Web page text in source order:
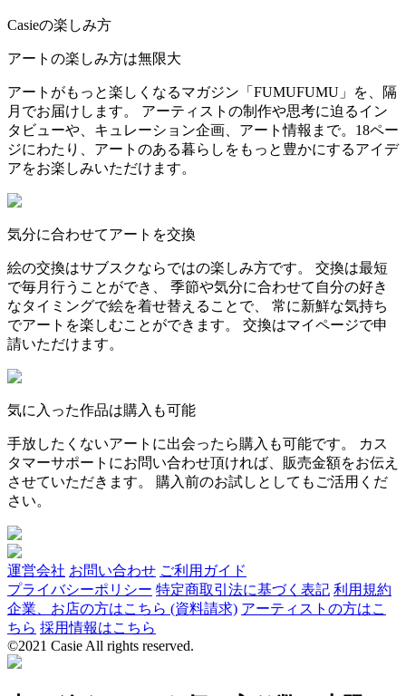
Casieの楽しみ方
アートの楽しみ方は無限大
アートがもっと楽しくなるマガジン「FUMUFUMU」を、隔
月でお届けします。 アーティストの制作や思考に迫るイン
タビューや、キュレーション企画、アート情報まで。18ペー
ジにわたり、アートのある暮らしをもっと豊かにするアイデ
アをお楽しみいただけます。
気分に合わせてアートを交換
絵の交換はサブスクならではの楽しみ方です。 交換は最短
で毎月行うことができ、 季節や気分に合わせて自分の好き
なタイミングで絵を着せ替えることで、 常に新鮮な気持ち
でアートを楽しむことができます。 交換はマイページで申
請いただけます。
気に入った作品は購入も可能
手放したくないアートに出会ったら購入も可能です。 カス
タマーサポートにお問い合わせ頂ければ、販売金額をお伝え
させていただきます。 購入前のお試しとしてもご活用くだ
さい。
運営会社 お問い合わせ ご利用ガイド
プライバシーポリシー 特定商取引法に基づく表記 利用規約
企業、お店の方はこちら (資料請求) アーティストの方はこ
ちら 採用情報はこちら
©2021 Casie All rights reserved.